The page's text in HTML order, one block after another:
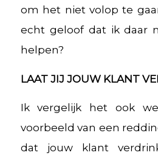
om het niet volop te
echt geloof dat ik daar
helpen?
LAAT JIJ JOUW KLANT
Ik vergelijk het ook
voorbeeld van een
dat jouw klant